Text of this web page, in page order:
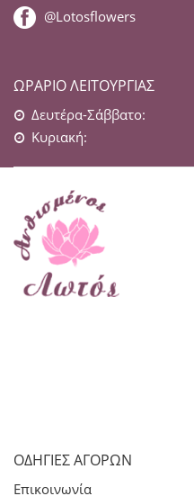
@Lotosflowers
ΩΡΆΡΙΟ ΛΕΙΤΟΥΡΓΊΑΣ
Δευτέρα-Σάββατο:
Κυριακή:
ΟΔΗΓΙΕΣ ΑΓΟΡΩΝ
Επικοινωνία